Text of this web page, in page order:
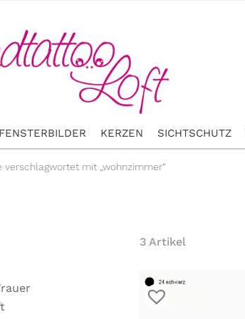
FENSTERBILDER KERZEN SICHTSCHUTZ
verschlagwortet mit „wohnzimmer“
3 Artikel